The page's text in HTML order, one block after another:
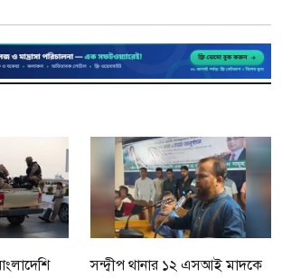
সন্দ্বীপ থানার ১২ এসআই মাদকে